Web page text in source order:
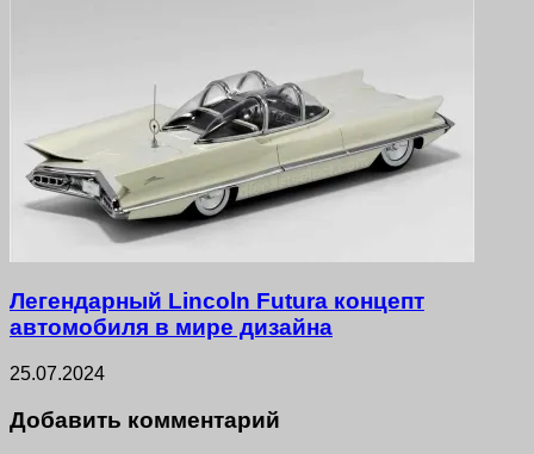
Легендарный Lincoln Futura концепт
автомобиля в мире дизайна
25.07.2024
Добавить комментарий